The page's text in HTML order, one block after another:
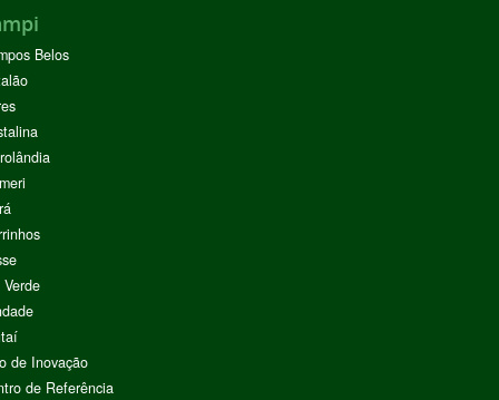
Belos
de Inovação
de Referência